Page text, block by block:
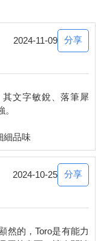
的概念寫了一個故事
下了這段文字，放在
可能有四百萬人看
了又如何？
外界對我的認知。
被打開。
的一粒塵埃。
2024-11-09 分享
其文字敏銳、落筆犀
喜歡toro絕不能錯過, 20年的歷程, 值得細細品味
2024-10-25 分享
然的，Toro是有能力